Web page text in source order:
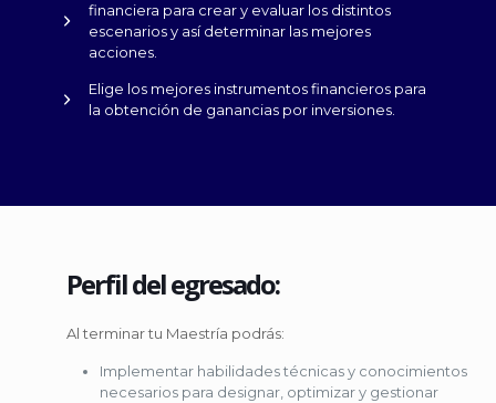
financiera para crear y evaluar los distintos
escenarios y así determinar las mejores
acciones.
Elige los mejores instrumentos financieros para
la obtención de ganancias por inversiones.
Perfil del egresado:
Al terminar tu Maestría podrás:
Implementar habilidades técnicas y conocimientos
necesarios para designar, optimizar y gestionar